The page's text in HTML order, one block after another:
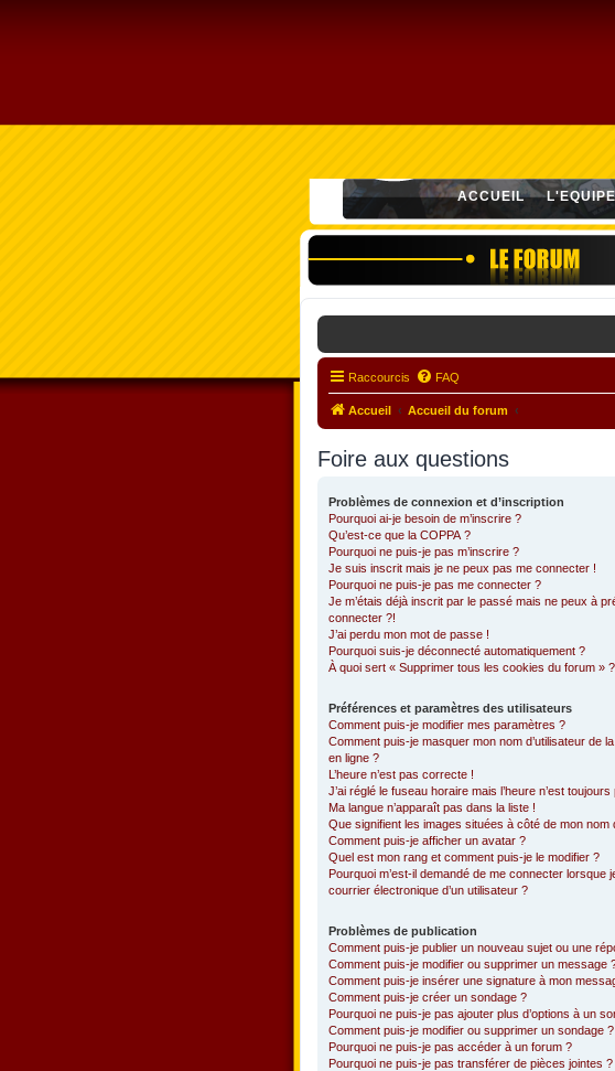
ACCUEIL L'EQUIPE
Raccourcis FAQ
Accueil Accueil du forum
Foire aux questions
Problèmes de connexion et d’inscription
Pourquoi ai-je besoin de m’inscrire ?
Qu’est-ce que la COPPA ?
Pourquoi ne puis-je pas m’inscrire ?
Je suis inscrit mais je ne peux pas me connecter !
Pourquoi ne puis-je pas me connecter ?
Je m’étais déjà inscrit par le passé mais ne peux à
connecter ?!
J’ai perdu mon mot de passe !
Pourquoi suis-je déconnecté automatiquement ?
À quoi sert « Supprimer tous les cookies du forum » ?
Préférences et paramètres des utilisateurs
Comment puis-je modifier mes paramètres ?
Comment puis-je masquer mon nom d’utilisateur de
en ligne ?
L’heure n’est pas correcte !
J’ai réglé le fuseau horaire mais l’heure n’est
Ma langue n’apparaît pas dans la liste !
Que signifient les images situées à côté de mon nom
Comment puis-je afficher un avatar ?
Quel est mon rang et comment puis-je le modifier ?
Pourquoi m’est-il demandé de me connecter lorsque
courrier électronique d’un utilisateur ?
Problèmes de publication
Comment puis-je publier un nouveau sujet ou une
Comment puis-je modifier ou supprimer un message
Comment puis-je insérer une signature à mon
Comment puis-je créer un sondage ?
Pourquoi ne puis-je pas ajouter plus d’options à un
Comment puis-je modifier ou supprimer un sondage ?
Pourquoi ne puis-je pas accéder à un forum ?
Pourquoi ne puis-je pas transférer de pièces jointes ?